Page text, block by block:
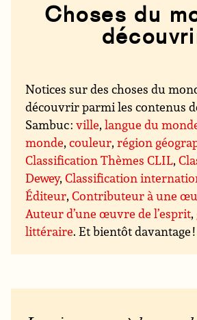
Choses du
Notices sur des choses du
découvrir parmi les contenus
Sambuc :ville,langue du
monde,couleur,région
Classification Thèmes CLIL,
Dewey,Classification
Éditeur,Contributeur à une
Auteur d’une œuvre de l’esprit,
littéraire. Et bientôt davantage !